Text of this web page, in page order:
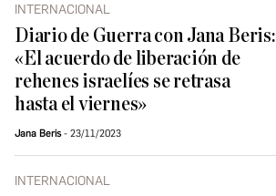
INTERNACIONAL
Diario de Guerra con Jana Beris:
«El acuerdo de liberación de
rehenes israelíes se retrasa
hasta el viernes»
Jana Beris 23/11/2023
INTERNACIONAL